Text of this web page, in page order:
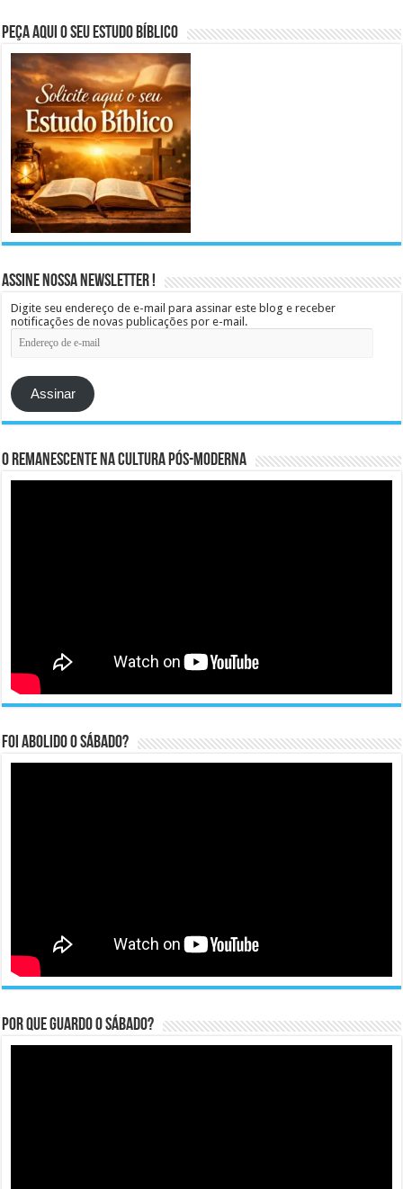
Peça aqui o seu Estudo Bíblico
Assine Nossa Newsletter !
Digite seu endereço de e-mail para assinar este blog e receber
notificações de novas publicações por e-mail.
Endereço
de
mail
Assinar
O remanescente na cultura pós-moderna
Foi abolido o sábado?
Por que guardo o Sábado?